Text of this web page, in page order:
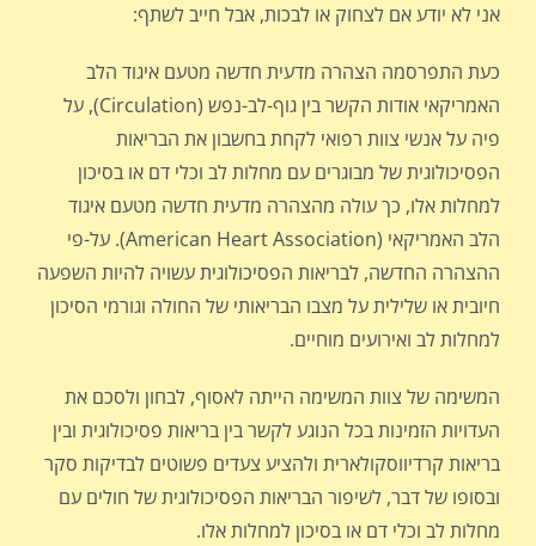
אני לא יודע אם לצחוק או לבכות, אבל חייב לשתף:
כעת התפרסמה הצהרה מדעית חדשה מטעם איגוד הלב
האמריקאי אודות הקשר בין גוף-לב-נפש (Circulation), על
פיה על אנשי צוות רפואי לקחת בחשבון את הבריאות
הפסיכולוגית של מבוגרים עם מחלות לב וכלי דם או בסיכון
למחלות אלו, כך עולה מהצהרה מדעית חדשה מטעם איגוד
הלב האמריקאי (American Heart Association). על-פי
ההצהרה החדשה, לבריאות הפסיכולוגית עשויה להיות השפעה
חיובית או שלילית על מצבו הבריאותי של החולה וגורמי הסיכון
למחלות לב ואירועים מוחיים.
המשימה של צוות המשימה הייתה לאסוף, לבחון ולסכם את
העדויות הזמינות בכל הנוגע לקשר בין בריאות פסיכולוגית ובין
בריאות קרדיווסקולארית ולהציע צעדים פשוטים לבדיקות סקר
ובסופו של דבר, לשיפור הבריאות הפסיכולוגית של חולים עם
מחלות לב וכלי דם או בסיכון למחלות אלו.